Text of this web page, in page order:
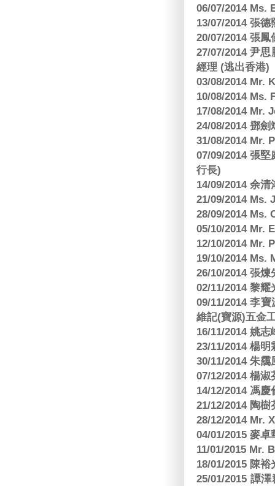
06/07/2014 Ms.
13/07/2014 張
20/07/2014 張
27/07/2014 尹
經理 (逃出香港)
03/08/2014 Mr.
10/08/2014 Ms.
17/08/2014 Mr.
24/08/2014 鄧
31/08/2014 Mr.
07/09/2014 張
行長)
14/09/2014 余
21/09/2014 Ms.
28/09/2014 Ms.
05/10/2014 Mr.
12/10/2014 Mr.
19/10/2014 Ms.
26/10/2014 張
02/11/2014 黎
09/11/2014 李
維記(寶源)五金
16/11/2014 姚
23/11/2014 楊
30/11/2014 朱
07/12/2014 楊
14/12/2014 馮
21/12/2014 陶
28/12/2014 Mr.
04/01/2015 麥
11/01/2015 Mr.
18/01/2015 陳
25/01/2015 譚